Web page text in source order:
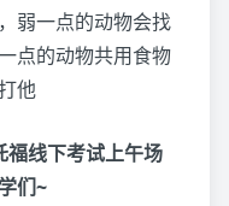
弱一点的动物会找
点的动物共用食物
他
福线下考试上午场
们~